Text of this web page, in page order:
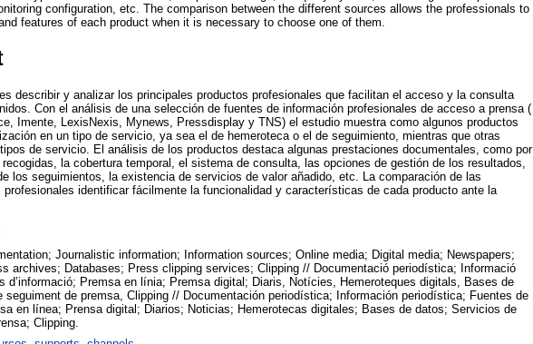
configuration, etc. The comparison between the different sources allows the professionals to
features of each product when it is necessary to choose one of them.
describir y analizar los principales productos profesionales que facilitan el acceso y la consulta
Con el análisis de una selección de fuentes de información profesionales de acceso a prensa (
Imente, LexisNexis, Mynews, Pressdisplay y TNS) el estudio muestra como algunos productos
en un tipo de servicio, ya sea el de hemeroteca o el de seguimiento, mientras que otras
de servicio. El análisis de los productos destaca algunas prestaciones documentales, como por
la cobertura temporal, el sistema de consulta, las opciones de gestión de los resultados,
los seguimientos, la existencia de servicios de valor añadido, etc. La comparación de las
identificar fácilmente la funcionalidad y características de cada producto ante la
Journalistic information; Information sources; Online media; Digital media; Newspapers;
archives; Databases; Press clipping services; Clipping // Documentació periodística; Informació
d’informació; Premsa en línia; Premsa digital; Diaris, Notícies, Hemeroteques digitals, Bases de
seguiment de premsa, Clipping // Documentación periodística; Información periodística; Fuentes de
en línea; Prensa digital; Diarios; Noticias; Hemerotecas digitales; Bases de datos; Servicios de
Clipping.